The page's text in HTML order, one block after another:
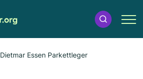
Dietmar Essen Parkettleger